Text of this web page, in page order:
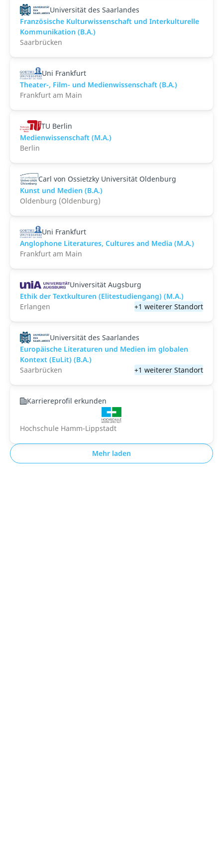
Universität des Saarlandes
Französische Kulturwissenschaft und Interkulturelle
Kommunikation (B.A.)
Saarbrücken
Uni Frankfurt
Theater-, Film- und Medienwissenschaft (B.A.)
Frankfurt am Main
TU Berlin
Medienwissenschaft (M.A.)
Berlin
Carl von Ossietzky Universität Oldenburg
Kunst und Medien (B.A.)
Oldenburg (Oldenburg)
Uni Frankfurt
Anglophone Literatures, Cultures and Media (M.A.)
Frankfurt am Main
Universität Augsburg
Ethik der Textkulturen (Elitestudiengang) (M.A.)
Erlangen
+1 weiterer Standort
Universität des Saarlandes
Europäische Literaturen und Medien im globalen
Kontext (EuLit) (B.A.)
Saarbrücken
+1 weiterer Standort
Karriereprofil erkunden
Hochschule Hamm-Lippstadt
Mehr laden